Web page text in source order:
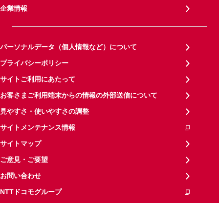
企業情報
パーソナルデータ（個人情報など）について
プライバシーポリシー
サイトご利用にあたって
お客さまご利用端末からの情報の外部送信について
見やすさ・使いやすさの調整
サイトメンテナンス情報
サイトマップ
ご意見・ご要望
お問い合わせ
NTTドコモグループ